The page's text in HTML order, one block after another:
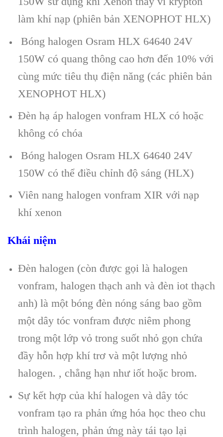
làm khí nạp (phiên bản XENOPHOT HLX)
Bóng halogen Osram HLX 64640 24V
150W có quang thông cao hơn đến 10% với
cùng mức tiêu thụ điện năng (các phiên bản
XENOPHOT HLX)
Đèn hạ áp halogen vonfram HLX có hoặc
không có chóa
Bóng halogen Osram HLX 64640 24V
150W có thể điều chỉnh độ sáng (HLX)
Viên nang halogen vonfram XIR với nạp
khí xenon
Khái niệm
Đèn halogen (còn được gọi là halogen
vonfram, halogen thạch anh và đèn iot thạch
anh) là một bóng đèn nóng sáng bao gồm
một dây tóc vonfram được niêm phong
trong một lớp vỏ trong suốt nhỏ gọn chứa
đầy hỗn hợp khí trơ và một lượng nhỏ
halogen. , chẳng hạn như iốt hoặc brom.
Sự kết hợp của khí halogen và dây tóc
vonfram tạo ra phản ứng hóa học theo chu
trình halogen, phản ứng này tái tạo lại